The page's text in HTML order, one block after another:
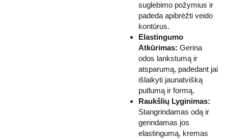
suglebimo požymius ir
padeda apibrėžti veido
kontūrus.
Elastingumo
Atkūrimas: Gerina
odos lankstumą ir
atsparumą, padedant jai
išlaikyti jaunatvišką
putlumą ir formą.
Raukšlių Lyginimas:
Stangrindamas odą ir
gerindamas jos
elastingumą, kremas